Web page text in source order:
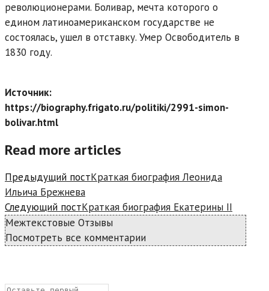
революционерами. Боливар, мечта которого о
едином латиноамериканском государстве не
состоялась, ушел в отставку. Умер Освободитель в
1830 году.
Источник:
https://biography.frigato.ru/politiki/2991-simon-
bolivar.html
Read more articles
Предыдущий постКраткая биография Леонида
Ильича Брежнева
Следующий постКраткая биография Екатерины II
Межтекстовые Отзывы
Посмотреть все комментарии